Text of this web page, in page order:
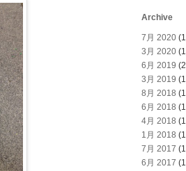
Archive
7月 2020
3月 2020
6月 2019
3月 2019
8月 2018
6月 2018
4月 2018
1月 2018
7月 2017
6月 2017